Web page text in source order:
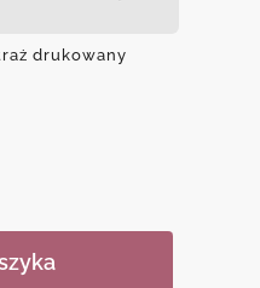
drukowany